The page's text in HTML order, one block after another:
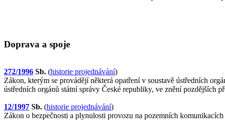
Doprava a spoje
272/1996 Sb. (historie projednávání)
Zákon, kterým se provádějí některá opatření v soustavě ústředních
ústředních orgánů státní správy České republiky, ve znění pozdějších
12/1997 Sb. (historie projednávání)
Zákon o bezpečnosti a plynulosti provozu na pozemních komunikacích